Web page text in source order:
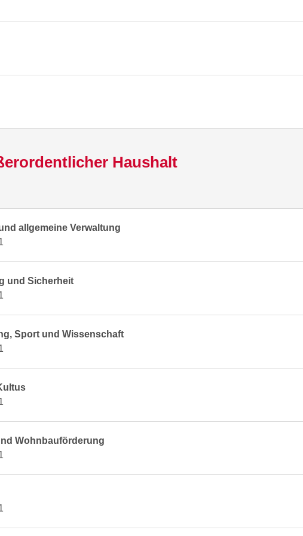
Haushalt
allgemeine Verwaltung
und Sicherheit
Sport und Wissenschaft
Wohnbauförderung